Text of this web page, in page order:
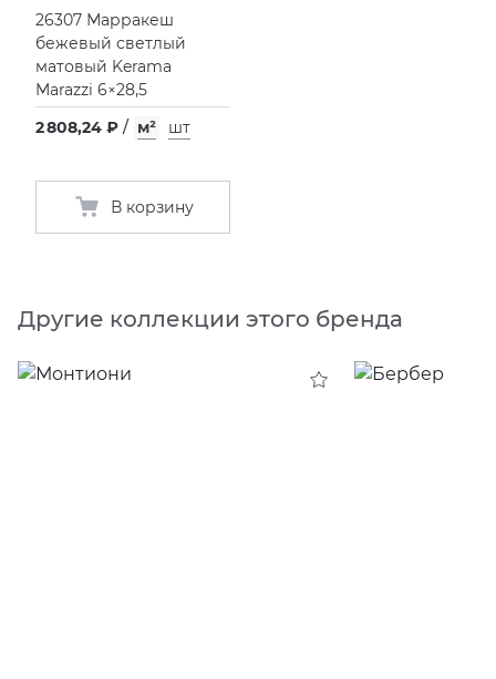
26307 Марракеш
бежевый светлый
матовый Kerama
Marazzi 6×28,5
2 808,24 ₽ / м² шт
В корзину
Другие коллекции этого бренда